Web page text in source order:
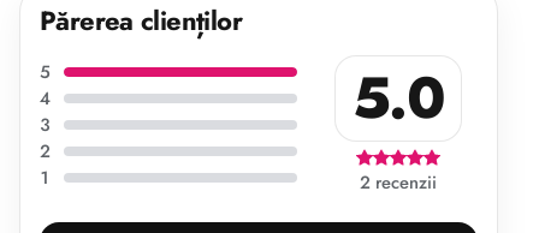
Părerea clienților
5
4
3
2
1
5.0
2 recenzii